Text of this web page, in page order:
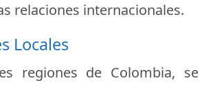
relaciones internacionales.
Locales
regiones de Colombia, se